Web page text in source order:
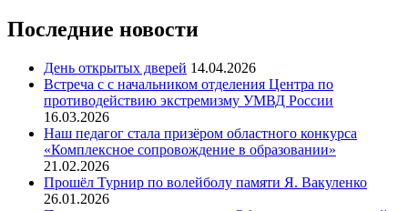
Последние новости
День открытых дверей 14.04.2026
Встреча с с начальником отделения Центра по
противодействию экстремизму УМВД России
16.03.2026
Наш педагог стала призёром областного конкурса
«Комплексное сопровождение в образовании»
21.02.2026
Прошёл Турнир по волейболу памяти Я. Вакуленко
26.01.2026